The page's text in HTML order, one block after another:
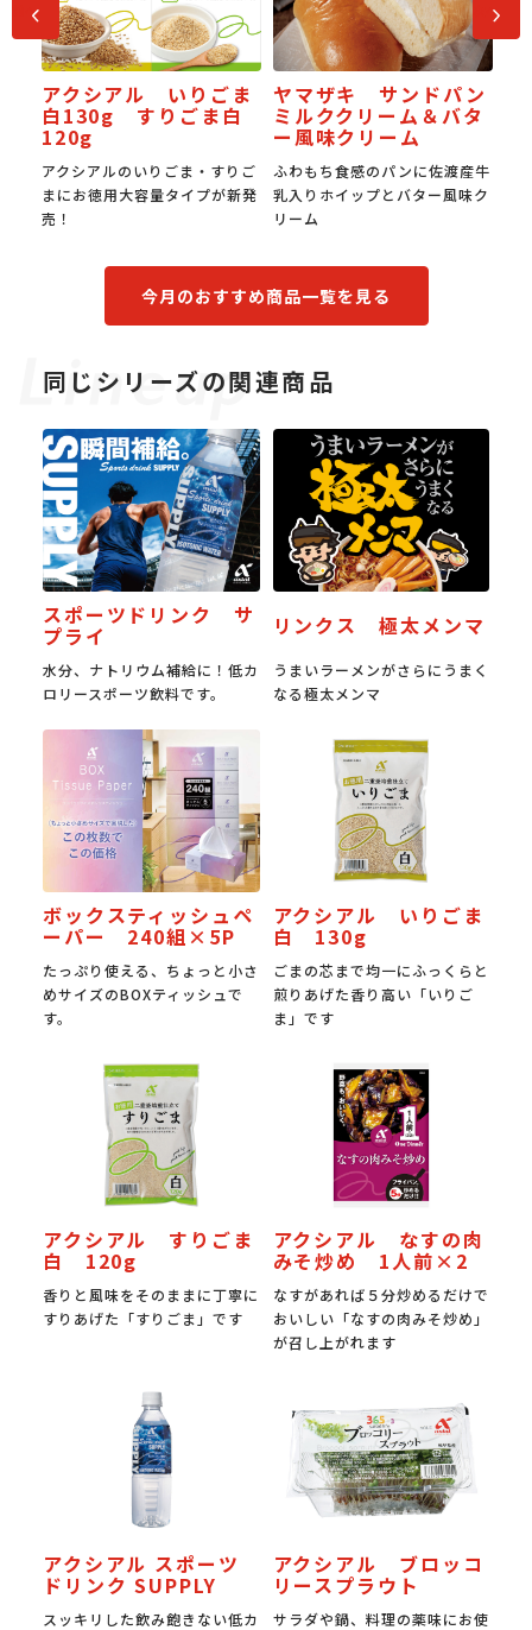
前へ
ヤマザキ サンドパン
ミルククリーム＆バタ
ー風味クリーム
ふわもち食感のパンに佐渡産牛
乳入りホイップとバター風味ク
リーム
JAPAN餃子大賞 金賞
受賞スタミナ焼き餃子
国産豚肉の旨みと国産野菜の甘
み。0.6㎜の超薄皮でもちもち
食感。
次へ
今月のおすすめ商品一覧を見る
同じシリーズの関連商品
スポーツドリンク サ
プライ
水分、ナトリウム補給に！低カ
ロリースポーツ飲料です。
リンクス 極太メンマ
うまいラーメンがさらにうまく
なる極太メンマ
ボックスティッシュペ
ーパー 240組×5P
たっぷり使える、ちょっと小さ
めサイズのBOXティッシュで
す。
アクシアル いりごま
白 130g
ごまの芯まで均一にふっくらと
煎りあげた香り高い「いりご
ま」です
アクシアル すりごま
白 120g
香りと風味をそのままに丁寧に
すりあげた「すりごま」です
アクシアル なすの肉
みそ炒め 1人前×2
なすがあれば５分炒めるだけで
おいしい「なすの肉みそ炒め」
が召し上がれます
アクシアル スポーツ
ドリンク SUPPLY
スッキリした飲み飽きない低カ
アクシアル ブロッコ
リースプラウト
サラダや鍋、料理の薬味にお使